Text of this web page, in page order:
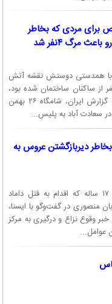
برای مردی که بخاطر
مرگ ۴نفر شد
با همدستی دوستش نقشه آتش
خودروی او را عملی کرده و باعث مرگ ۴ نفر از ساکنان ساختمان شده بود،
پس از ۴ سال در دادگاه ادعای بیگناهی کرد. به گزارش ایران، شامگاه ۲۶ بهمن
بخاطر دیربازگشتن عروس به
رییس کلانتری ۱۱۶ مولوی از دستگیری پسری ۱۷ ساله که اقدام به قتل داماد
منصوری در گفت‌وگو با ایسنا،
۲:۲۵ بامداد امروز خبر وقوع نزاع و درگیری به مرکز